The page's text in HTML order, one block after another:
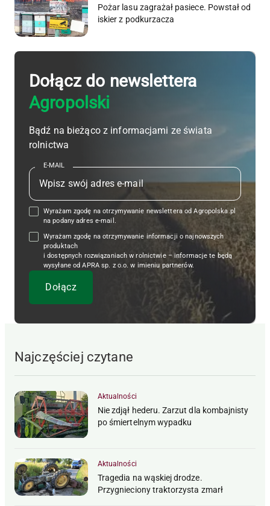
Pożar lasu zagrażał pasiece. Powstał od
iskier z podkurzacza
Dołącz do newslettera
Agropolski
Bądź na bieżąco z informacjami ze świata
rolnictwa
E-MAIL
Wyrażam zgodę na otrzymywanie newslettera od Agropolska.pl
na podany adres e-mail.
Wyrażam zgodę na otrzymywanie informacji o najnowszych
produktach
i dostępnych rozwiązaniach w rolnictwie – informacje te będą
wysyłane od APRA sp. z o.o. w imieniu partnerów.
Najczęściej czytane
Aktualności
Nie zdjął hederu. Zarzut dla kombajnisty
po śmiertelnym wypadku
Aktualności
Tragedia na wąskiej drodze.
Przygnieciony traktorzysta zmarł